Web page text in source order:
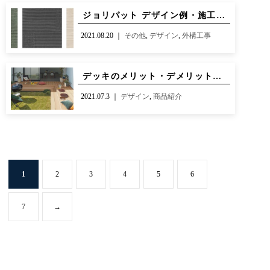
ジョリパット デザイン例・施工事例
2021.08.20 ｜ その他 ,デザイン ,外構工事
デッキのメリット・デメリットとは？
2021.07.3 ｜デザイン ,商品紹介
1 2 3 4 5 6
7 →